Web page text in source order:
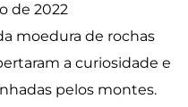
de 2022
moedura de rochas
a curiosidade e
pelos montes.